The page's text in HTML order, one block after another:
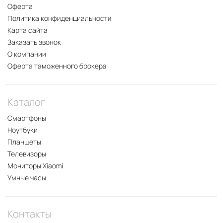
Оферта
Политика конфиденциальности
Карта сайта
Заказать звонок
О компании
Оферта таможенного брокера
Каталог
Смартфоны
Ноутбуки
Планшеты
Телевизоры
Мониторы Xiaomi
Умные часы
Контакты